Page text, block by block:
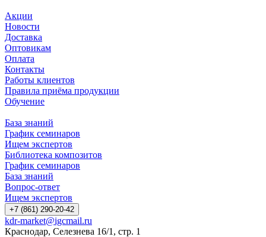
Акции
Новости
Доставка
Оптовикам
Оплата
Контакты
Работы клиентов
Правила приёма продукции
Обучение
База знаний
График семинаров
Ищем экспертов
Библиотека композитов
График семинаров
База знаний
Вопрос-ответ
Ищем экспертов
+7 (861) 290-20-42
kdr-market@igcmail.ru
Краснодар, Селезнева 16/1, стр. 1